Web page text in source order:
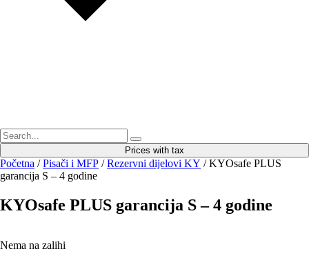
Prices with tax
Početna /Pisači i MFP /Rezervni dijelovi KY / KYOsafe PLUS
garancija S – 4 godine
KYOsafe PLUS garancija S – 4 godine
Nema na zalihi